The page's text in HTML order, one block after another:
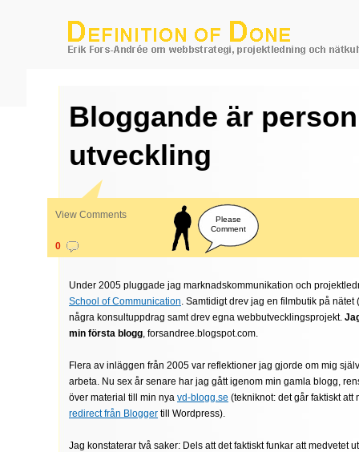
Bloggande är
utveckling
View Comments
0
Please
Comment
Under 2005 pluggade jag marknadskommunikation och
School of Communication. Samtidigt drev jag en filmbutik på nätet
några konsultuppdrag samt drev egna webbutvecklingsprojekt.
min första blogg, forsandree.blogspot.com.
Flera av inläggen från 2005 var reflektioner jag gjorde om mig
arbeta. Nu sex år senare har jag gått igenom min gamla blogg,
över material till min nya vd-blogg.se (tekniknot: det går faktiskt att
redirect från Blogger till Wordpress).
Jag konstaterar två saker: Dels att det faktiskt funkar att medvetet